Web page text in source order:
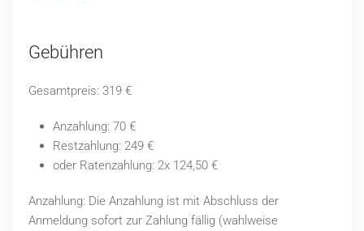
Gebühren
Gesamtpreis: 319 €
Anzahlung: 70 €
Restzahlung: 249 €
oder Ratenzahlung: 2x 124,50 €
Anzahlung: Die Anzahlung ist mit Abschluss der
Anmeldung sofort zur Zahlung fällig (wahlweise